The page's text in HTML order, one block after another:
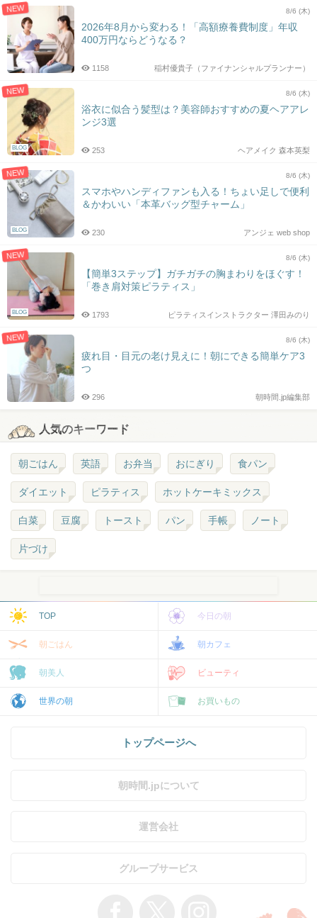
NEW 8/6 (木)
2026年8月から変わる！「高額療養費制度」年収
400万円ならどうなる？
稲村優貴子（ファイナンシャルプランナー）
1158
NEW
BLOG
8/6 (木)
浴衣に似合う髪型は？美容師おすすめの夏ヘアアレ
ンジ3選
ヘアメイク 森本英梨
253
NEW
BLOG
8/6 (木)
スマホやハンディファンも入る！ちょい足しで便利
＆かわいい「本革バッグ型チャーム」
アンジェ web shop
230
NEW
BLOG
8/6 (木)
【簡単3ステップ】ガチガチの胸まわりをほぐす！
「巻き肩対策ピラティス」
ピラティスインストラクター 澤田みのり
1793
NEW 8/6 (木)
疲れ目・目元の老け見えに！朝にできる簡単ケア3
つ
朝時間.jp編集部
296
人気のキーワード
朝ごはん 英語 お弁当 おにぎり 食パン
ダイエット ピラティス ホットケーキミックス
白菜 豆腐 トースト パン 手帳 ノート
片づけ
TOP 今日の朝
朝ごはん 朝カフェ
朝美人 ビューティ
世界の朝 お買いもの
トップページへ
朝時間.jpについて
運営会社
グループサービス